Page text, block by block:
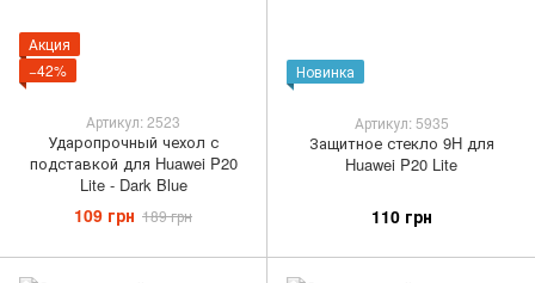
Акция
−42%
Артикул: 2523
Ударопрочный чехол с
подставкой для Huawei P20
Lite - Dark Blue
109 грн 189 грн
Новинка
Артикул: 5935
Защитное стекло 9H для
Huawei P20 Lite
110 грн